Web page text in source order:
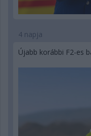
4 napja
Újabb korábbi F2-es